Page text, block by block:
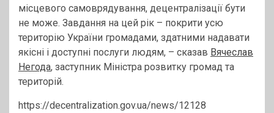
місцевого самоврядування, децентралізації бути
не може. Завдання на цей рік – покрити усю
територію України громадами, здатними надавати
якісні і доступні послуги людям, – сказав Вячеслав
Негода, заступник Міністра розвитку громад та
територій.
https://decentralization.gov.ua/news/12128